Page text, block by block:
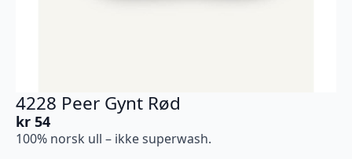
4228 Peer Gynt Rød
kr 54
100% norsk ull – ikke superwash.